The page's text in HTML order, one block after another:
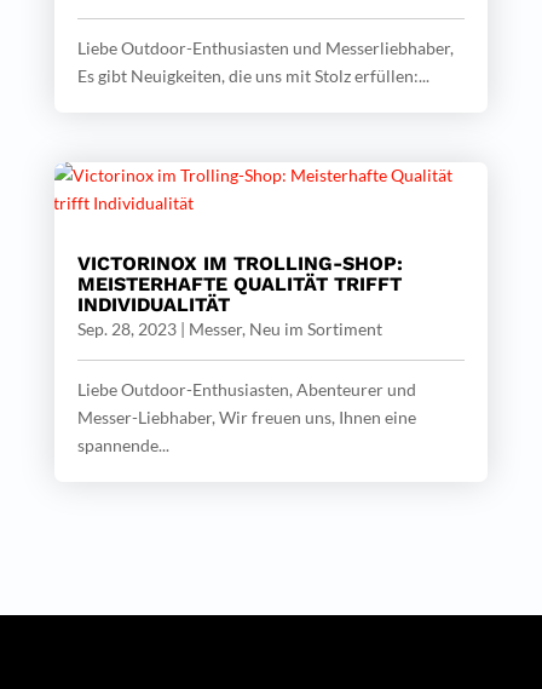
Liebe Outdoor-Enthusiasten und Messerliebhaber,
Es gibt Neuigkeiten, die uns mit Stolz erfüllen:...
VICTORINOX IM TROLLING-SHOP:
MEISTERHAFTE QUALITÄT TRIFFT
INDIVIDUALITÄT
Sep. 28, 2023| Messer, Neu im Sortiment
Liebe Outdoor-Enthusiasten, Abenteurer und
Messer-Liebhaber, Wir freuen uns, Ihnen eine
spannende...